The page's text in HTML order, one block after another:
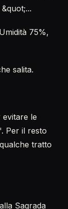
75%,
salita.
le
Per il resto
tratto
Sagrada